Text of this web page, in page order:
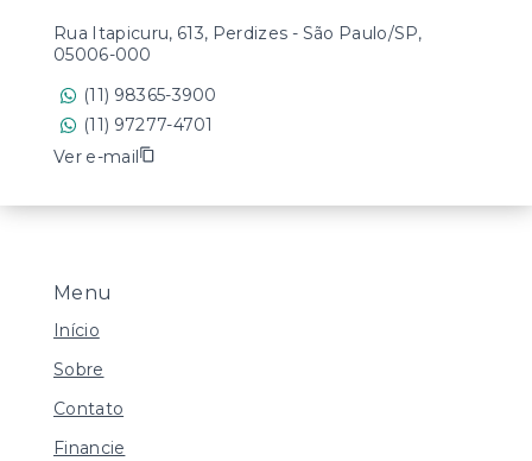
Menu
Início
Sobre
Contato
Financie
Rua Itapicuru, 613, Perdizes - São Paulo/SP,
05006-000
(11) 98365-3900
(11) 97277-4701
Ver e-mail